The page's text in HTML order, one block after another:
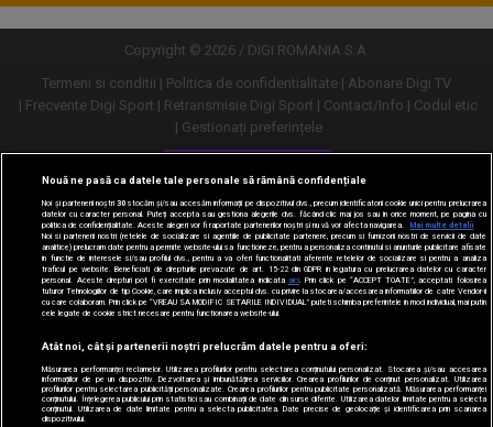
Copyright © 2026 / DIGI ROMANIA S.A.
Termeni si conditii
Politica de confidentialitate
Abonare Digi TV
Frecvente Digi Sport
Retransmisie Digi Sport Contact/Info
Codul etic
Gestionați preferințele
Versiune desktop
Nouă ne pasă ca datele tale personale să rămână confidențiale
Noi și partenerii noștri30stocăm și/sau accesăm informații pe dispozitivul dvs., precum identificatorii cookie unici pentru prelucrarea
datelor cu caracter personal. Puteți accepta sau gestiona alegerile dvs. făcând clic mai jos sau în orice moment, pe pagina cu
politica de confidențialitate. Aceste alegeri vor fi raportate partenerilor noștri și nu vă vor afecta navigarea.
Mai multe detalii
Noi si partenerii nostri (retelele de socializare si agentiile de publicitate partenere, precum si furnizorii nostri de servicii de date
analitice) prelucram date pentru a permite website-ului sa functioneze, pentru a personaliza continutul si anunturile publicitare afisate
in functie de interesele si/sau profilul dvs., pentru a va oferi functionalitati aferente retelelor de socializare si pentru a analiza
traficul pe website. Beneficiati de drepturile prevazute de art. 15-22 din GDPR in legatura cu prelucrarea datelor cu caracter
personal. Aceste drepturi pot fi exercitate prin modalitatea indicata aici. Prin click pe “ACCEPT TOATE”, acceptati folosirea
tuturor Tehnologiilor de tip Cookie, care implica inclusiv acceptul dvs. cu privire la stocarea/accesarea informatiilor de catre Vendor-ii
cu care colaboram. Prin click pe “VREAU SA MODIFIC SETARILE INDIVIDUAL” puteti schimba preferintele in mod individual, mai putin
cele legate de cookie strict necesare pentru functionarea website-ului.
Atât noi, cât și partenerii noștri prelucrăm datele pentru a oferi:
Măsurarea performanței reclamelor. Utilizarea profilurilor pentru selectarea conținutului personalizat. Stocarea și/sau accesarea
informațiilor de pe un dispozitiv. Dezvoltarea și îmbunătățirea serviciilor. Crearea profilurilor de conținut personalizat. Utilizarea
profilurilor pentru selectarea publicității personalizate. Crearea profilurilor pentru publicitate personalizată. Măsurarea performanței
conținutului. Înțelegerea publicului prin statistici sau combinații de date din surse diferite. Utilizarea datelor limitate pentru a selecta
conținutul. Utilizarea de date limitate pentru a selecta publicitatea. Date precise de geolocație și identificarea prin scanarea
dispozitivului.